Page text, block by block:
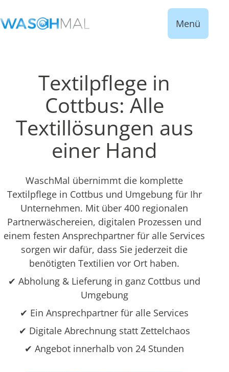
Menü
Textilpflege in
Cottbus: Alle
Textillösungen aus
einer Hand
WaschMal übernimmt die komplette
Textilpflege in Cottbus und Umgebung für Ihr
Unternehmen. Mit über 400 regionalen
Partnerwäschereien, digitalen Prozessen und
einem festen Ansprechpartner für alle Services
sorgen wir dafür, dass Sie jederzeit die
benötigten Textilien vor Ort haben.
✔ Abholung & Lieferung in ganz Cottbus und
Umgebung
✔ Ein Ansprechpartner für alle Services
✔ Digitale Abrechnung statt Zettelchaos
✔ Angebot innerhalb von 24 Stunden